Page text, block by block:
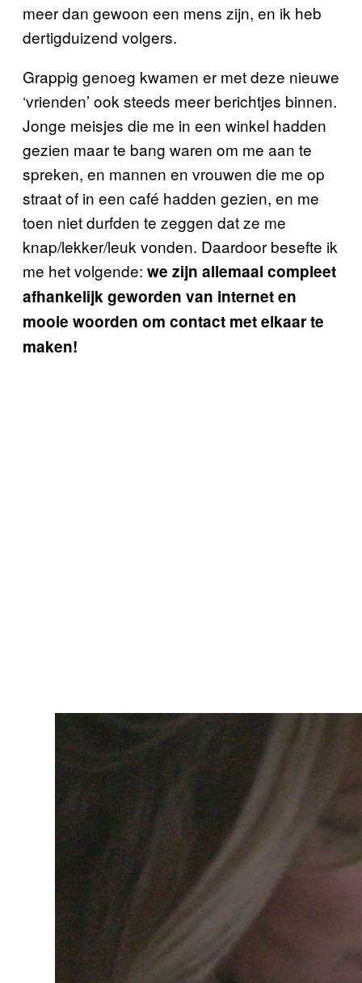
meer dan gewoon een mens zijn, en ik heb
dertigduizend volgers.
Grappig genoeg kwamen er met deze nieuwe
‘vrienden’ ook steeds meer berichtjes binnen.
Jonge meisjes die me in een winkel hadden
gezien maar te bang waren om me aan te
spreken, en mannen en vrouwen die me op
straat of in een café hadden gezien, en me
toen niet durfden te zeggen dat ze me
knap/lekker/leuk vonden. Daardoor besefte ik
me het volgende: we zijn allemaal compleet
afhankelijk geworden van internet en
mooie woorden om contact met elkaar te
maken!